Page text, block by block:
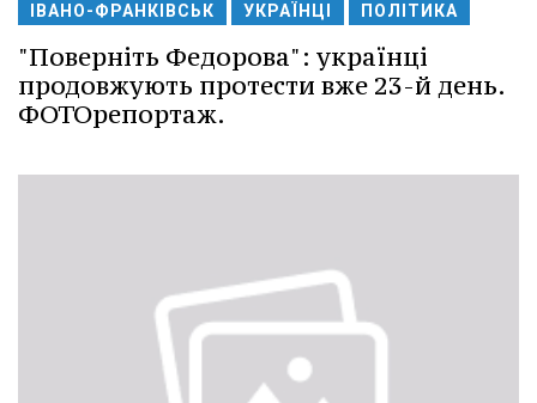
ІВАНО-ФРАНКІВСЬК УКРАЇНЦІ ПОЛІТИКА
"Поверніть Федорова": українці
продовжують протести вже 23-й день.
ФОТОрепортаж.